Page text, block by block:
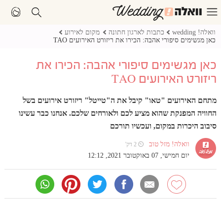
וואלה! wedding כתבות לארגון חתונה
מקום לאירוע
כאן מגשימים סיפורי אהבה: הכירו את ריזורט האירועים TAO
כאן מגשימים סיפורי אהבה: הכירו את
ריזורט האירועים TAO
מתחם האירועים "טאו" קיבל את ה"טייטל" ריזורט אירועים בשל
החוויה המפנקת שהוא מציע לכם ולאורחים שלכם. אנחנו כבר עשינו
סיבוב היכרות במקום, ועכשיו תורכם
וואלה! מזל טוב ⏲ 2 דק'
יום חמישי, 07 באוקטובר 2021, 12:12